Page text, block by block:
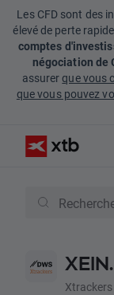
Les CFD sont des
élevé de perte
comptes
négociation de
assurerque vous
que vous pouvez